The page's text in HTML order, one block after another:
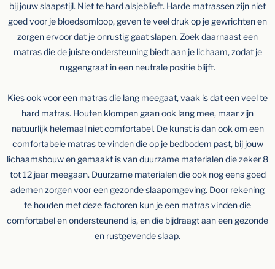
bij jouw slaapstijl. Niet te hard alsjeblieft. Harde matrassen zijn niet
goed voor je bloedsomloop, geven te veel druk op je gewrichten en
zorgen ervoor dat je onrustig gaat slapen. Zoek daarnaast een
matras die de juiste ondersteuning biedt aan je lichaam, zodat je
ruggengraat in een neutrale positie blijft.
Kies ook voor een matras die lang meegaat, vaak is dat een veel te
hard matras. Houten klompen gaan ook lang mee, maar zijn
natuurlijk helemaal niet comfortabel. De kunst is dan ook om een
comfortabele matras te vinden die op je bedbodem past, bij jouw
lichaamsbouw en gemaakt is van duurzame materialen die zeker 8
tot 12 jaar meegaan. Duurzame materialen die ook nog eens goed
ademen zorgen voor een gezonde slaapomgeving. Door rekening
te houden met deze factoren kun je een matras vinden die
comfortabel en ondersteunend is, en die bijdraagt aan een gezonde
en rustgevende slaap.